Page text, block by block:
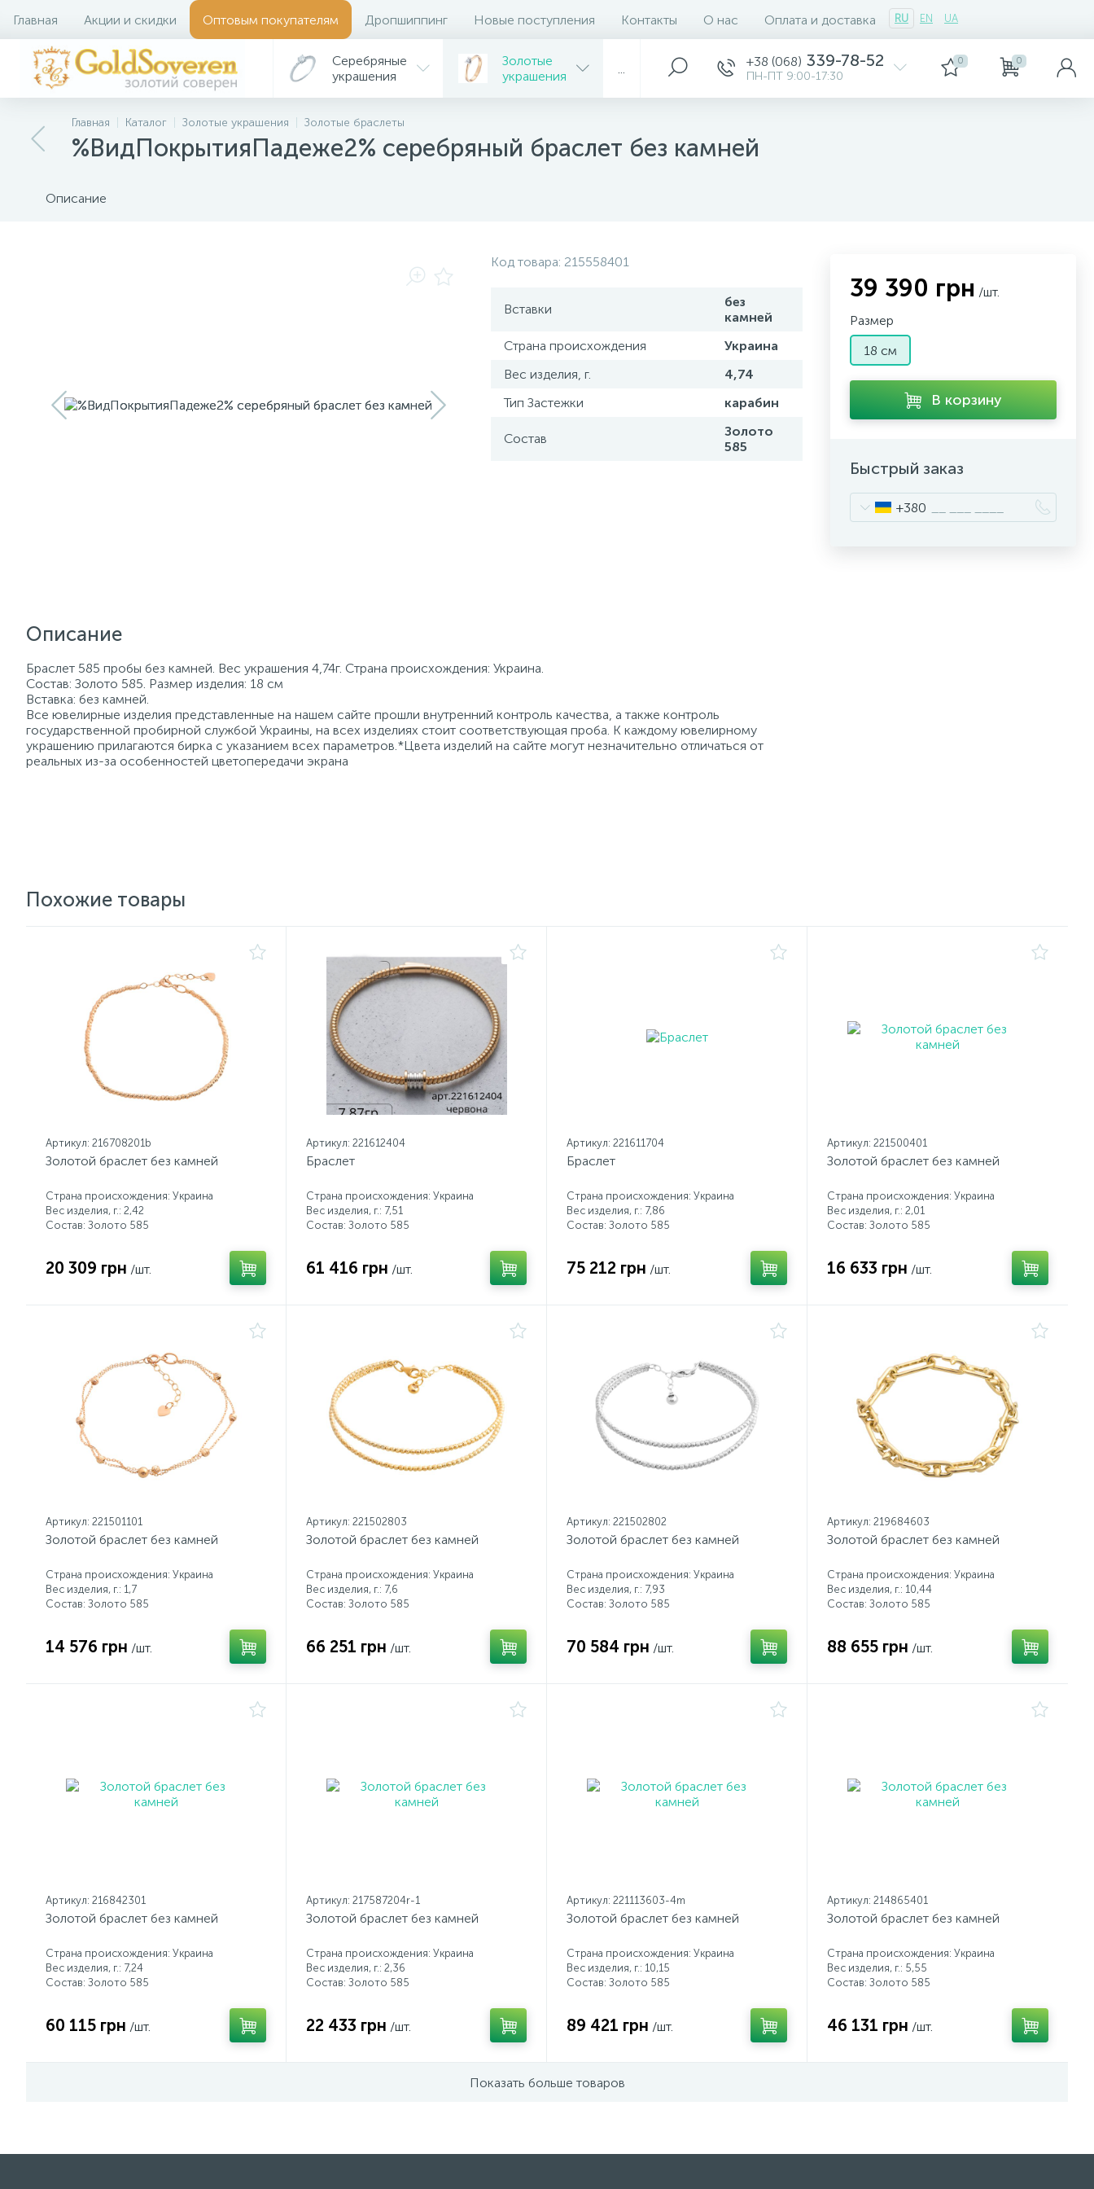
Главная Акции и скидки Оптовым покупателям Дропшиппинг Новые поступления Контакты О нас Оплата и доставка RU EN UA
Серебряные
украшения
Золотые
украшения
+38 (068) 339-78-52
ПН-ПТ 9:00-17:30
0 0
Главная Каталог Золотые украшения Золотые браслеты
%ВидПокрытияПадеже2% серебряный браслет без камней
Описание
Код товара: 215558401
Вставки
без
камней
Страна происхождения
Украина
Вес изделия, г.
4,74
Тип Застежки
карабин
Состав
Золото
585
Описание
Браслет 585 пробы без камней. Вес украшения 4,74г. Страна происхождения: Украина.
Состав: Золото 585. Размер изделия: 18 см
Вставка: без камней.
Все ювелирные изделия представленные на нашем сайте прошли внутренний контроль качества, а также контроль
государственной пробирной службой Украины, на всех изделиях стоит соответствующая проба. К каждому ювелирному
украшению прилагаются бирка с указанием всех параметров.*Цвета изделий на сайте могут незначительно отличаться от
реальных из-за особенностей цветопередачи экрана
39 390 грн /шт.
Размер
18 см
В корзину
Быстрый заказ
+380
Похожие товары
Артикул: 216708201b
Золотой браслет без камней
Страна происхождения: Украина
Вес изделия, г.: 2,42
Состав: Золото 585
20 309 грн /шт.
Артикул: 221612404
Браслет
Страна происхождения: Украина
Вес изделия, г.: 7,51
Состав: Золото 585
61 416 грн /шт.
Артикул: 221611704
Браслет
Страна происхождения: Украина
Вес изделия, г.: 7,86
Состав: Золото 585
75 212 грн /шт.
Артикул: 221500401
Золотой браслет без камней
Страна происхождения: Украина
Вес изделия, г.: 2,01
Состав: Золото 585
16 633 грн /шт.
Артикул: 221501101
Золотой браслет без камней
Страна происхождения: Украина
Вес изделия, г.: 1,7
Состав: Золото 585
14 576 грн /шт.
Артикул: 221502803
Золотой браслет без камней
Страна происхождения: Украина
Вес изделия, г.: 7,6
Состав: Золото 585
66 251 грн /шт.
Артикул: 221502802
Золотой браслет без камней
Страна происхождения: Украина
Вес изделия, г.: 7,93
Состав: Золото 585
70 584 грн /шт.
Артикул: 219684603
Золотой браслет без камней
Страна происхождения: Украина
Вес изделия, г.: 10,44
Состав: Золото 585
88 655 грн /шт.
Артикул: 216842301
Золотой браслет без камней
Страна происхождения: Украина
Вес изделия, г.: 7,24
Состав: Золото 585
60 115 грн /шт.
Артикул: 217587204r-1
Золотой браслет без камней
Страна происхождения: Украина
Вес изделия, г.: 2,36
Состав: Золото 585
22 433 грн /шт.
Артикул: 221113603-4m
Золотой браслет без камней
Страна происхождения: Украина
Вес изделия, г.: 10,15
Состав: Золото 585
89 421 грн /шт.
Артикул: 214865401
Золотой браслет без камней
Страна происхождения: Украина
Вес изделия, г.: 5,55
Состав: Золото 585
46 131 грн /шт.
Показать больше товаров